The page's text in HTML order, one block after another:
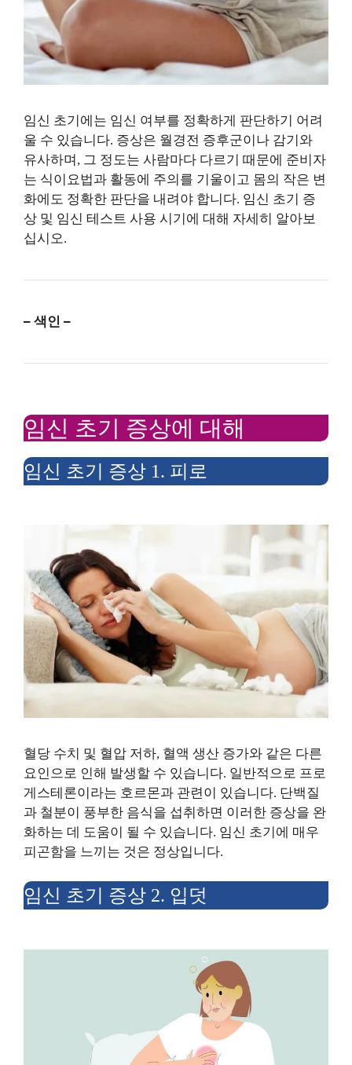
임신 초기에는 임신 여부를 정확하게 판단하기 어려
울 수 있습니다. 증상은 월경전 증후군이나 감기와
유사하며, 그 정도는 사람마다 다르기 때문에 준비자
는 식이요법과 활동에 주의를 기울이고 몸의 작은 변
화에도 정확한 판단을 내려야 합니다. 임신 초기 증
상 및 임신 테스트 사용 시기에 대해 자세히 알아보
십시오.
– 색인 –
임신 초기 증상에 대해
임신 초기 증상 1. 피로
혈당 수치 및 혈압 저하, 혈액 생산 증가와 같은 다른
요인으로 인해 발생할 수 있습니다. 일반적으로 프로
게스테론이라는 호르몬과 관련이 있습니다. 단백질
과 철분이 풍부한 음식을 섭취하면 이러한 증상을 완
화하는 데 도움이 될 수 있습니다. 임신 초기에 매우
피곤함을 느끼는 것은 정상입니다.
임신 초기 증상 2. 입덧